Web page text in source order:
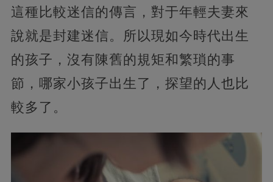
這種比較迷信的傳言，對于年輕夫妻來
說就是封建迷信。所以現如今時代出生
的孩子，沒有陳舊的規矩和繁瑣的事
節，哪家小孩子出生了，探望的人也比
較多了。